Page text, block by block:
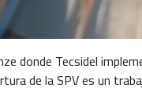
donde Tecsidel
de la SPV es un